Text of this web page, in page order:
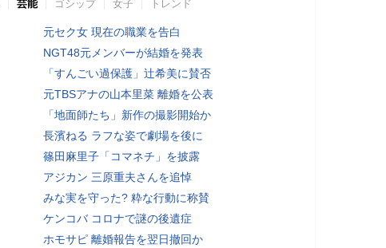
芸能 ゴシップ 女子 トレンド
元セク女 現在の職業を告白
NGT48元メンバーが結婚を発表
「すんごい過保護」辻希美に賛否
元TBSアナの山本里菜 離婚を公表
「地面師たち」新作の撮影開始か
長濱ねる ラフな姿で劇場を後に
篠田麻里子「コマネチ」を披露
アジカン 三原重夫さんを追悼
みな実を守った? 粋な行動に称賛
ケンコバ コロナで謎の後遺症
ホモサピ 離婚報告を翌日撤回か